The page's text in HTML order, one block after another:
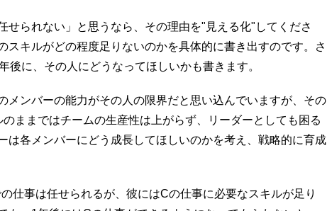
せられない」と思うなら、その理由を"見える化"してくださ
スキルがどの程度足りないのかを具体的に書き出すのです。さ
後に、その人にどうなってほしいかも書きます。
メンバーの能力がその人の限界だと思い込んでいますが、その
ままではチームの生産性は上がらず、リーダーとしても困る
は各メンバーにどう成長してほしいのかを考え、戦略的に育成
仕事は任せられるが、彼にはCの仕事に必要なスキルが足り